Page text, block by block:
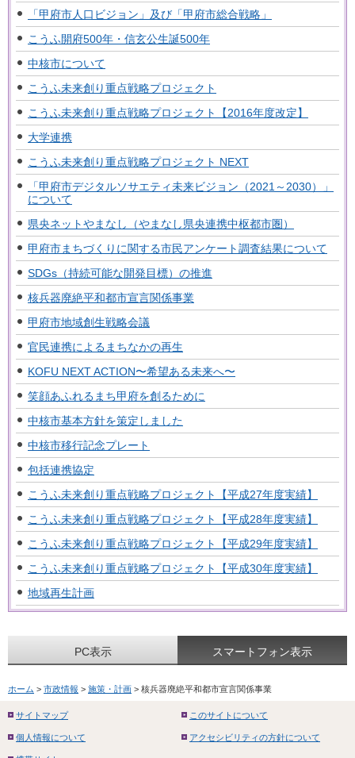
「甲府市人口ビジョン」及び「甲府市総合戦略」
こうふ開府500年・信玄公生誕500年
中核市について
こうふ未来創り重点戦略プロジェクト
こうふ未来創り重点戦略プロジェクト【2016年度改定】
大学連携
こうふ未来創り重点戦略プロジェクト NEXT
「甲府市デジタルソサエティ未来ビジョン（2021～2030）」
について
県央ネットやまなし（やまなし県央連携中枢都市圏）
甲府市まちづくりに関する市民アンケート調査結果について
SDGs（持続可能な開発目標）の推進
核兵器廃絶平和都市宣言関係事業
甲府市地域創生戦略会議
官民連携によるまちなかの再生
KOFU NEXT ACTION〜希望ある未来へ〜
笑顔あふれるまち甲府を創るために
中核市基本方針を策定しました
中核市移行記念プレート
包括連携協定
こうふ未来創り重点戦略プロジェクト【平成27年度実績】
こうふ未来創り重点戦略プロジェクト【平成28年度実績】
こうふ未来創り重点戦略プロジェクト【平成29年度実績】
こうふ未来創り重点戦略プロジェクト【平成30年度実績】
地域再生計画
PC表示 スマートフォン表示
ホーム > 市政情報 > 施策・計画 > 核兵器廃絶平和都市宣言関係事業
サイトマップ このサイトについて
個人情報について アクセシビリティの方針について